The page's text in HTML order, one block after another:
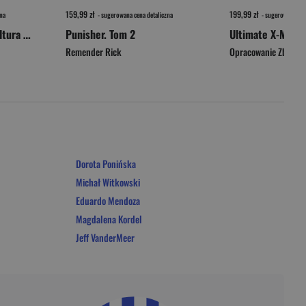
Girl on Girl. Jak popkultura zwróciła kobiety przeciw sobie
159,99 zł - sugerowana cena detaliczna
Punisher. Tom 2
Remender Rick
199,99 zł - sugerowana
Ultimate X-Men.
Opracowanie
Dorota Ponińska
Michał Witkowski
Eduardo Mendoza
Magdalena Kordel
Jeff VanderMeer